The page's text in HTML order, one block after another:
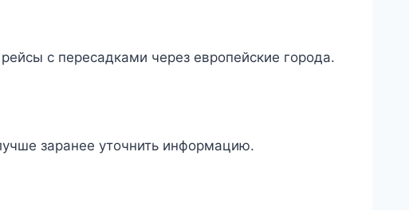
с пересадками через европейские города.
заранее уточнить информацию.